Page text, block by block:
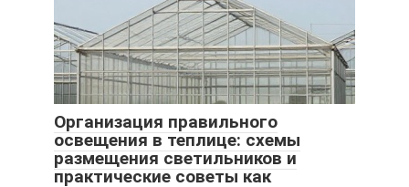
Организация правильного
освещения в теплице: схемы
размещения светильников и
практические советы как